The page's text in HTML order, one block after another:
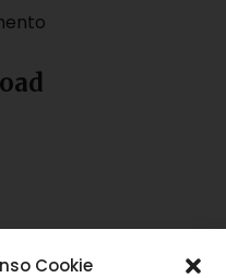
Cookie
Catastale DOCFA